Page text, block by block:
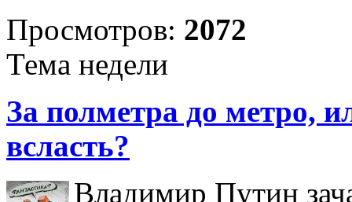
Просмотров: 2072
Тема недели
За полметра до метро,
всласть?
Владимир Путин